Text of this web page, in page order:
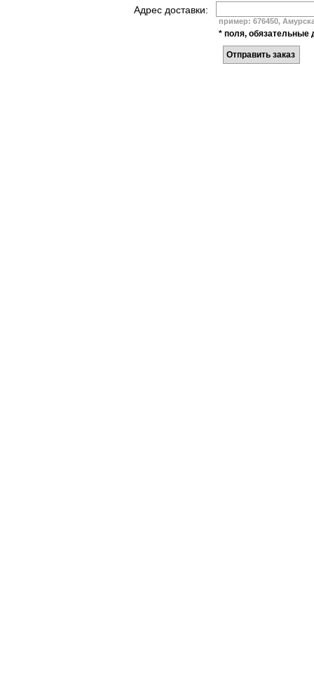
Адрес доставки:
пример: 676450,
* поля, обязательные